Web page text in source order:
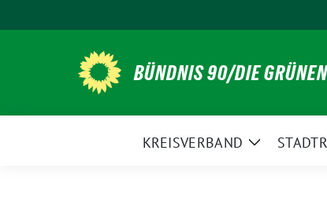
zum
BÜNDNIS 90/DIE
KREISVERBAND
Zeige